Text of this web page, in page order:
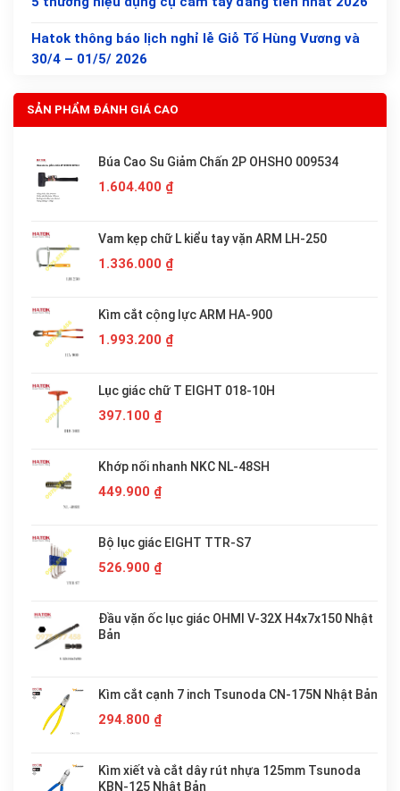
Hatok thông báo lịch nghỉ lễ Giỗ Tổ Hùng Vương và
30/4 – 01/5/ 2026
SẢN PHẨM ĐÁNH GIÁ CAO
Búa Cao Su Giảm Chấn 2P OHSHO 009534
1.604.400 ₫
Vam kẹp chữ L kiểu tay vặn ARM LH-250
1.336.000 ₫
Kìm cắt cộng lực ARM HA-900
1.993.200 ₫
Lục giác chữ T EIGHT 018-10H
397.100 ₫
Khớp nối nhanh NKC NL-48SH
449.900 ₫
Bộ lục giác EIGHT TTR-S7
526.900 ₫
Đầu vặn ốc lục giác OHMI V-32X H4x7x150 Nhật
Bản
Kìm cắt cạnh 7 inch Tsunoda CN-175N Nhật Bản
294.800 ₫
Kìm xiết và cắt dây rút nhựa 125mm Tsunoda
KBN-125 Nhật Bản